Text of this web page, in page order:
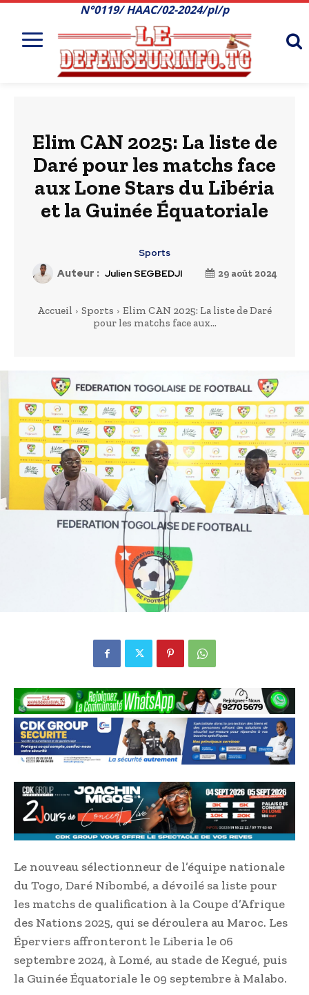
N°0119/ HAAC/02-2024/pl/p
Elim CAN 2025: La liste de
Daré pour les matchs face
aux Lone Stars du Libéria
et la Guinée Équatoriale
Sports
Auteur : Julien SEGBEDJI 29 août 2024
Accueil Sports
Elim CAN 2025: La liste de Daré
pour les matchs face aux...
Le nouveau sélectionneur de l’équipe nationale
du Togo, Daré Nibombé, a dévoilé sa liste pour
les matchs de qualification à la Coupe d’Afrique
des Nations 2025, qui se déroulera au Maroc. Les
Éperviers affronteront le Liberia le 06
septembre 2024, à Lomé, au stade de Kegué, puis
la Guinée Équatoriale le 09 septembre à Malabo.